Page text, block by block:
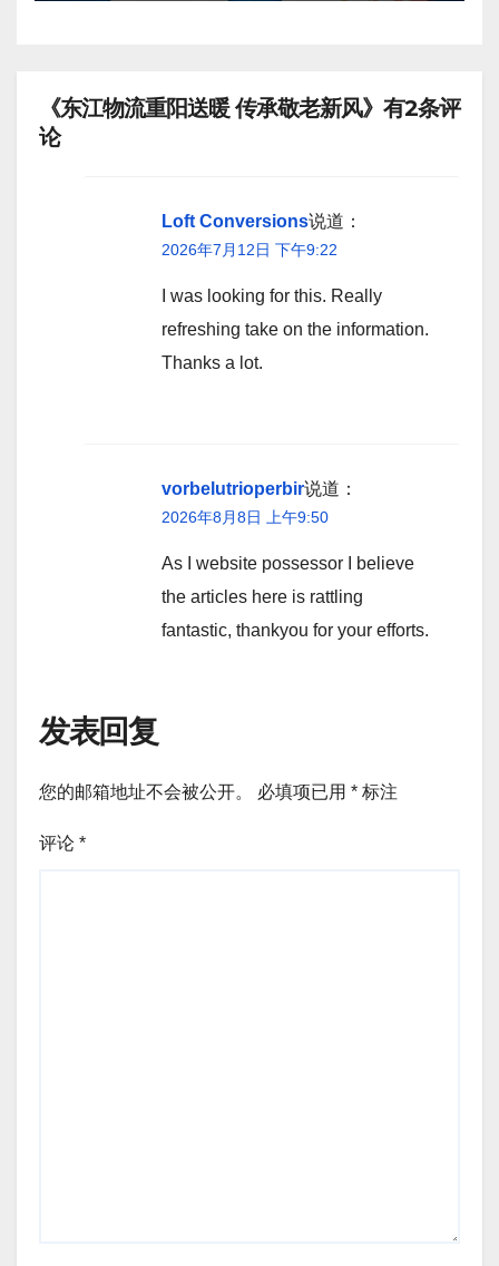
《东江物流重阳送暖 传承敬老新风》有2条评
论
Loft Conversions说道：
2026年7月12日 下午9:22
I was looking for this. Really
refreshing take on the information.
Thanks a lot.
vorbelutrioperbir说道：
2026年8月8日 上午9:50
As I website possessor I believe
the articles here is rattling
fantastic, thankyou for your efforts.
发表回复
您的邮箱地址不会被公开。 必填项已用 * 标注
评论 *